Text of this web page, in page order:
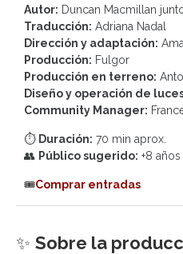
Autor: Duncan Macmillan
Traducción: Adriana Nadal
Dirección y adaptación:
Producción: Fulgor
Producción en terreno:
Diseño y operación de
Community Manager:
⏱️ Duración: 70 min aprox.
👥 Público sugerido: +8 años
🎟️Comprar entradas
✨ Sobre la